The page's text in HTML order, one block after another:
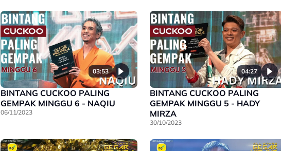
03:53
BINTANG CUCKOO PALING
GEMPAK MINGGU 6 - NAQIU
06/11/2023
04:27
BINTANG CUCKOO PALING
GEMPAK MINGGU 5 - HADY
MIRZA
30/10/2023